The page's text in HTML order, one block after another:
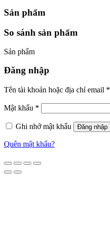
Sản phẩm
So sánh sản phẩm
Sản phẩm
Đăng nhập
Tên tài khoản hoặc địa chỉ email *
Mật khẩu *
Ghi nhớ mật khẩu Đăng nhập
Quên mật khẩu?